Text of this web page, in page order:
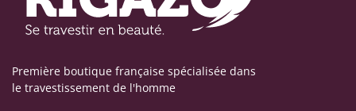
Première boutique française spécialisée dans
le travestissement de l'homme